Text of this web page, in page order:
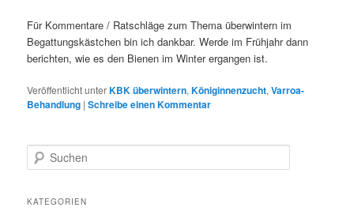
Für Kommentare / Ratschläge zum Thema überwintern im
Begattungskästchen bin ich dankbar. Werde im Frühjahr dann
berichten, wie es den Bienen im Winter ergangen ist.
Veröffentlicht unterKBK überwintern,Königinnenzucht,Varroa-
Behandlung |Schreibe einen Kommentar
u
h
KATEGORIEN